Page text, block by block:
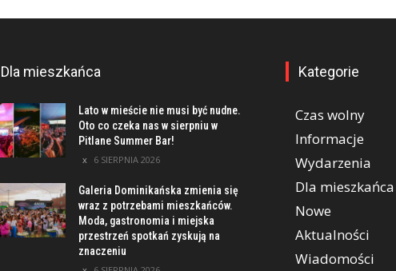
Dla mieszkańca
Lato w mieście nie musi być nudne.
Oto co czeka nas w sierpniu w
Pitlane Summer Bar!
6 SIERPNIA 2026
Galeria Dominikańska zmienia się
wraz z potrzebami mieszkańców.
Moda, gastronomia i miejska
przestrzeń spotkań zyskują na
znaczeniu
Kategorie
Czas wolny
Informacje
Wydarzenia
Dla mieszkańca
Nowe
Aktualności
Wiadomości